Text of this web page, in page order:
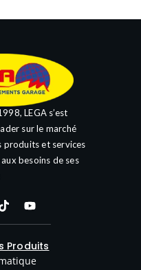
LEGA s’est
sur le marché
produits et services
besoins de ses
Produits